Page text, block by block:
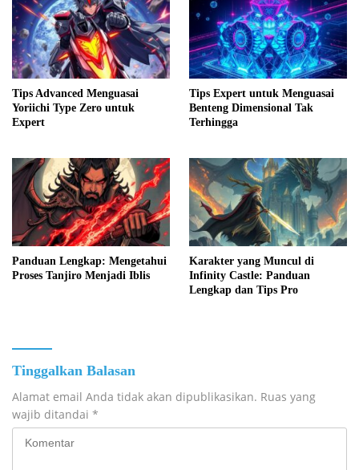
Tips Advanced Menguasai
Yoriichi Type Zero untuk
Expert
Tips Expert untuk Menguasai
Benteng Dimensional Tak
Terhingga
Panduan Lengkap: Mengetahui
Proses Tanjiro Menjadi Iblis
Karakter yang Muncul di
Infinity Castle: Panduan
Lengkap dan Tips Pro
Tinggalkan Balasan
Alamat email Anda tidak akan dipublikasikan. Ruas yang
wajib ditandai *